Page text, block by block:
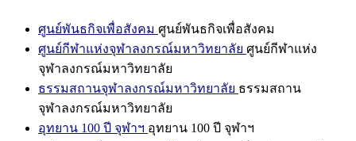
ศูนย์พันธกิจเพื่อสังคม ศูนย์พันธกิจเพื่อสังคม
ศูนย์กีฬาแห่งจุฬาลงกรณ์มหาวิทยาลัย ศูนย์กีฬาแห่ง
จุฬาลงกรณ์มหาวิทยาลัย
ธรรมสถานจุฬาลงกรณ์มหาวิทยาลัย ธรรมสถาน
จุฬาลงกรณ์มหาวิทยาลัย
อุทยาน 100 ปี จุฬาฯ อุทยาน 100 ปี จุฬาฯ